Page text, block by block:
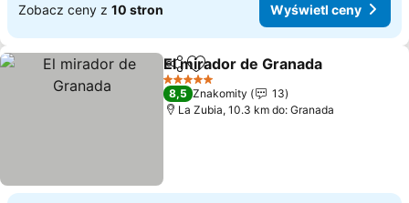
Zobacz ceny z 10 stron Wyświetl ceny
Udostępnij
Dodaj do ulubionych
El mirador de Granada
5 Kategoria
8,5 Znakomity
13
La Zubia, 10.3 km do: Granada